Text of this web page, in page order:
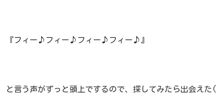
『フィー♪フィー♪フィー♪フィー♪』
と言う声がずっと頭上でするので、探してみたら出会えた(